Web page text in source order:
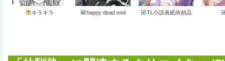
キラキラ happy dead end TL小説表紙依頼品